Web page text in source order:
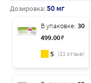
Дозировка:50 мг
В упаковке: 30
499.00₽
5 (21отзыв)